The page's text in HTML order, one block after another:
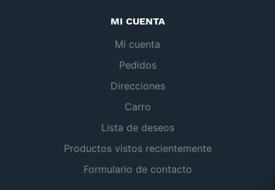
MI CUENTA
Mi cuenta
Pedidos
Direcciones
Carro
Lista de deseos
Productos vistos recientemente
Formulario de contacto